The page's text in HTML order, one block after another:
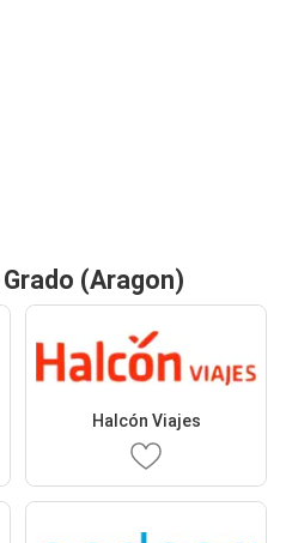
(Aragon)
Halcón Viajes